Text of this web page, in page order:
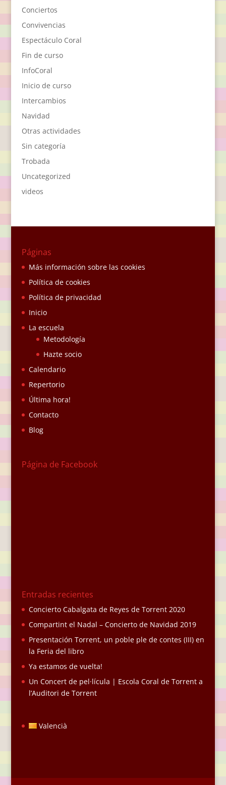
Conciertos
Convivencias
Espectáculo Coral
Fin de curso
InfoCoral
Inicio de curso
Intercambios
Navidad
Otras actividades
Sin categoría
Trobada
Uncategorized
videos
Páginas
Más información sobre las cookies
Política de cookies
Política de privacidad
Inicio
La escuela
Metodología
Hazte socio
Calendario
Repertorio
Última hora!
Contacto
Blog
Página de Facebook
Entradas recientes
Concierto Cabalgata de Reyes de Torrent 2020
Compartint el Nadal – Concierto de Navidad 2019
Presentación Torrent, un poble ple de contes (III) en
la Feria del libro
Ya estamos de vuelta!
Un Concert de pel·lícula | Escola Coral de Torrent a
l’Auditori de Torrent
Valencià